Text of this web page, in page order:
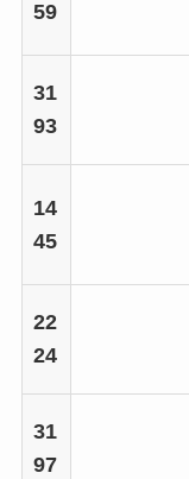
59
31
93
14
45
22
24
31
97